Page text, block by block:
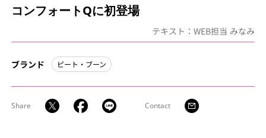
コンフォートQに初登場
テキスト：WEB担当 みなみ
ブランド ピート・ブーン
Share Contact